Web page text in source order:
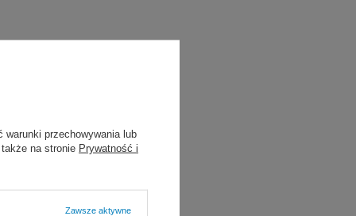
warunki przechowywania lub
na stronie Prywatność i
Zawsze aktywne